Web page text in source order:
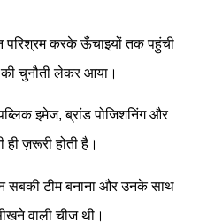
परिश्रम करके ऊँचाइयों तक पहुंची
चुनौती लेकर आया।
इमेज, ब्रांड पोजिशनिंग और
ज़रूरी होती है।
सबकी टीम बनाना और उनके साथ
वाली चीज थी।